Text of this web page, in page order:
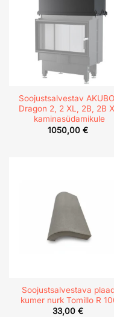
Soojustsalvestav
Dragon 2, 2 XL, 2B, 2B
kaminasüdamikule
1050,00 €
Soojustsalvestava
kumer nurk Tomillo R
33,00 €